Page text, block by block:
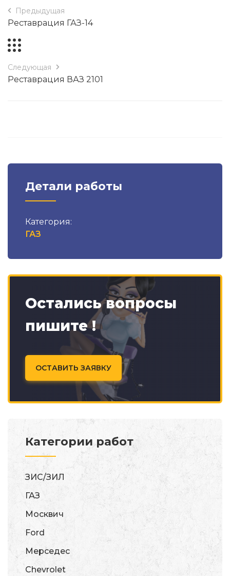
Предыдущая
Реставрация ГАЗ-14
Следующая
Реставрация ВАЗ 2101
Детали работы
Категория:
ГАЗ
Остались вопросы
пишите !
ОСТАВИТЬ ЗАЯВКУ
Категории работ
ЗИС/ЗИЛ
ГАЗ
Москвич
Ford
Мерседес
Chevrolet